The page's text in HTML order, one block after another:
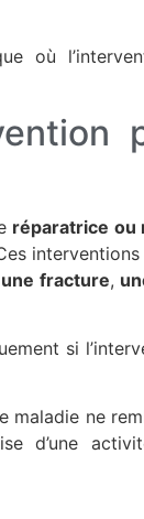
où
réparatrice ou
une fracture,
si
maladie ne
d’une